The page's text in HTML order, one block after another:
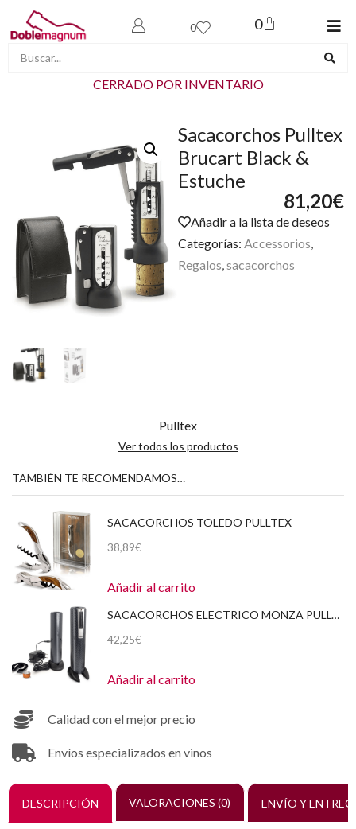
0 0
CERRADO POR INVENTARIO
Sacacorchos Pulltex
Brucart Black &
Estuche
81,20€
Añadir a la lista de deseos
Categorías: Accessorios,
Regalos,sacacorchos
Pulltex
Ver todos los productos
TAMBIÉN TE RECOMENDAMOS…
SACACORCHOS TOLEDO PULLTEX
38,89€
Añadir al carrito
SACACORCHOS ELECTRICO MONZA PULLTEX
42,25€
Añadir al carrito
Calidad con el mejor precio
Envíos especializados en vinos
DESCRIPCIÓN VALORACIONES (0) ENVÍO Y